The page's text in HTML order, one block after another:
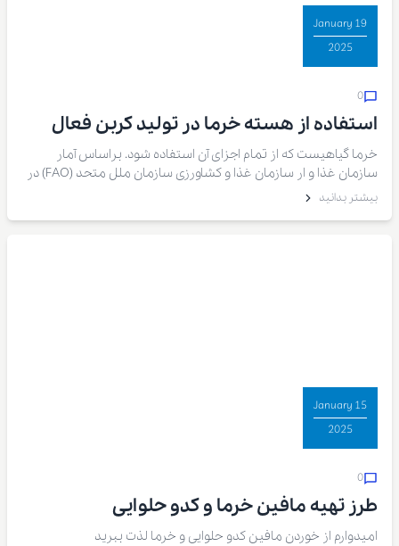
19 January
2025
0
استفاده از هسته خرما در تولید کربن فعال
خرما گیاهیست که از تمام اجزای آن استفاده شود. براساس آمار
سازمان غذا و ار سازمان غذا و کشاورزی سازمان ملل متحد (FAO) در
بیشتر بدانید
15 January
2025
0
طرز تهیه مافین خرما و کدو حلوایی
امیدوارم از خوردن مافین کدو حلوایی و خرما لذت ببرید